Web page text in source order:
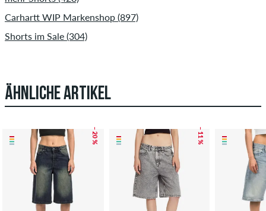
Carhartt WIP Markenshop (897)
Shorts im Sale (304)
ÄHNLICHE ARTIKEL
– 20 % – 11 %